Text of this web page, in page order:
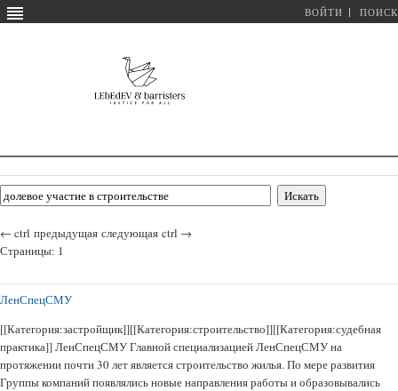
ВОЙТИ ПОИСК
← ctrl предыдущая следующая ctrl →
Страницы: 1
ЛенСпецСМУ
[[Категория:застройщик]][[Категория:строительство]][[Категория:судебная
практика]] ЛенСпецСМУ Главной специализацией ЛенСпецСМУ на
протяжении почти 30 лет является строительство жилья. По мере развития
Группы компаний появлялись новые направления работы и образовывались